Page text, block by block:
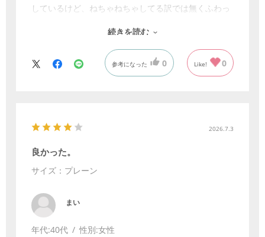
しているけど、ねちゃねちゃしてる訳では無くふわっ
めたものを食べてみましたが、美味しさに変わりはな
く、これならハムとかチーズを入れてお弁当用に持っ
て行ってもいいな⭐︎と思いました。甘さはあります
続きを読む
参考になった 0 Like! 0
2026.7.3
良かった。
サイズ：プレーン
まい
年代:40代 性別:女性